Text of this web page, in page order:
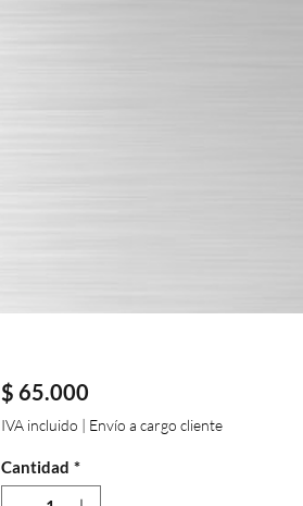
$ 65.000Precio
IVA incluido | Envío a cargo cliente
Cantidad *